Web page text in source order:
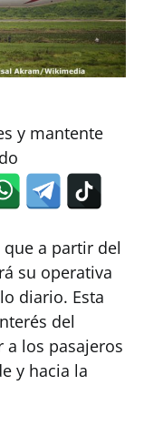
y mantente
a partir del
su operativa
diario. Esta
del
a los pasajeros
y hacia la